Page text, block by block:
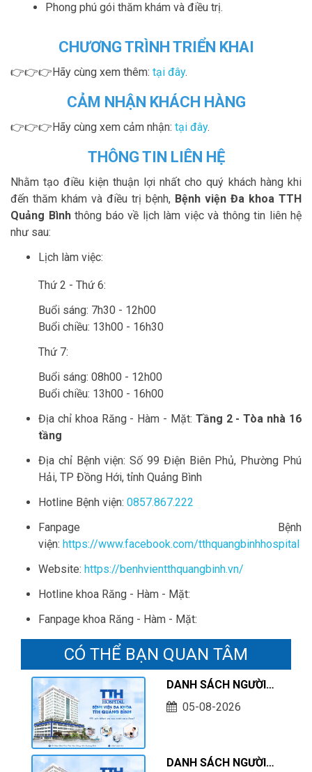
Phong phú gói thăm khám và điều trị.
CHƯƠNG TRÌNH TRIỂN KHAI
👉👉👉Hãy cùng xem thêm: tại đây.
CẢM NHẬN KHÁCH HÀNG
👉👉👉Hãy cùng xem cảm nhận: tại đây.
THÔNG TIN LIÊN HỆ
Nhằm tạo điều kiện thuận lợi nhất cho quý khách hàng khi
đến thăm khám và điều trị bệnh, Bệnh viện Đa khoa TTH
Quảng Bìnhthông báo về lịch làm việc và thông tin liên hệ
như sau:
Lịch làm việc:
Thứ 2 - Thứ 6:
Buổi sáng: 7h30 - 12h00
Buổi chiều: 13h00 - 16h30
Thứ 7:
Buổi sáng: 08h00 - 12h00
Buổi chiều: 13h00 - 16h00
Địa chỉ khoa Răng - Hàm - Mặt: Tầng 2 - Tòa nhà 16
tầng
Địa chỉ Bệnh viện: Số 99 Điện Biên Phủ, Phường Phú
Hải, TP Đồng Hới, tỉnh Quảng Bình
Hotline Bệnh viện: 0857.867.222
Fanpage Bệnh
viện: https://www.facebook.com/tthquangbinhhospital
Website: https://benhvientthquangbinh.vn/
Hotline khoa Răng - Hàm - Mặt:
Fanpage khoa Răng - Hàm - Mặt:
CÓ THỂ BẠN QUAN TÂM
DANH SÁCH NGƯỜI
HOÀN THÀNH THỰC
05-08-2026
DANH SÁCH NGƯỜI